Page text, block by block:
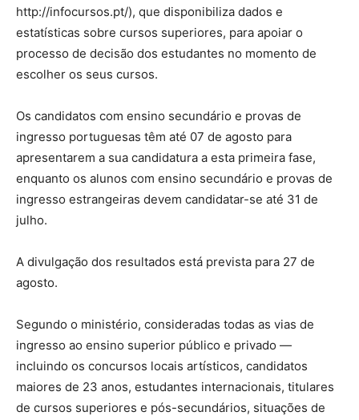
http://infocursos.pt/), que disponibiliza dados e
estatísticas sobre cursos superiores, para apoiar o
processo de decisão dos estudantes no momento de
escolher os seus cursos.
Os candidatos com ensino secundário e provas de
ingresso portuguesas têm até 07 de agosto para
apresentarem a sua candidatura a esta primeira fase,
enquanto os alunos com ensino secundário e provas de
ingresso estrangeiras devem candidatar-se até 31 de
julho.
A divulgação dos resultados está prevista para 27 de
agosto.
Segundo o ministério, consideradas todas as vias de
ingresso ao ensino superior público e privado —
incluindo os concursos locais artísticos, candidatos
maiores de 23 anos, estudantes internacionais, titulares
de cursos superiores e pós-secundários, situações de